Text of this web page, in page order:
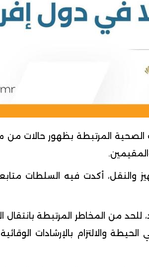
الصحية المرتبطة بظهور
والنقل، أكدت فيه السلطات
من المخاطر المرتبطة بانتقال
والالتزام بالإرشادات